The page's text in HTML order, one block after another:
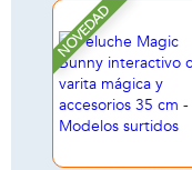
NOVEDAD